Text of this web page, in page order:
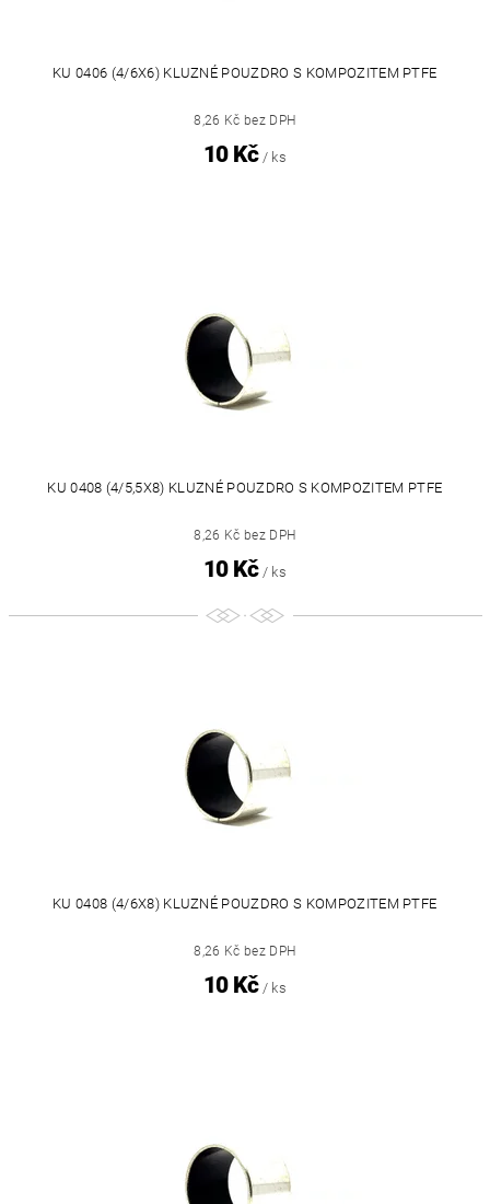
KU 0406 (4/6X6) KLUZNÉ POUZDRO S KOMPOZITEM PTFE
8,26 Kč bez DPH
10 Kč / ks
KU 0408 (4/5,5X8) KLUZNÉ POUZDRO S KOMPOZITEM PTFE
8,26 Kč bez DPH
10 Kč / ks
KU 0408 (4/6X8) KLUZNÉ POUZDRO S KOMPOZITEM PTFE
8,26 Kč bez DPH
10 Kč / ks